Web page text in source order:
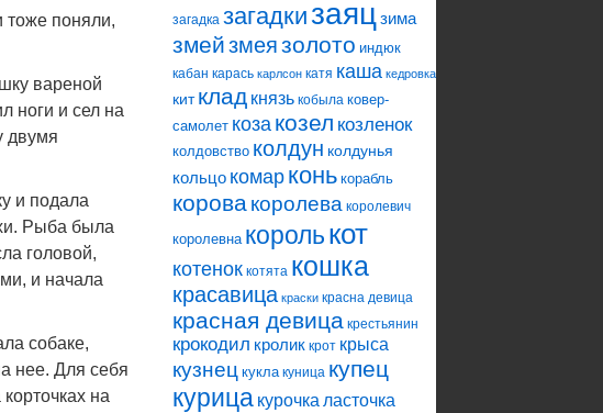
тоже поняли,
вареной
ноги и сел на
двумя
и подала
Рыба была
головой,
и начала
собаке,
нее. Для себя
на
загадка загадкизаяцзима
змейзмеязолото индюк
кабан карась карлсон катя каша кедровка
кит клад князь кобыла ковер-
самолет козакозел козленок
колдовство колдун колдунья
кольцо комар конь корабль
коровакоролева королевич
королевна королькот
котенок котята кошка
красавица краски красна девица
красная девица крестьянин
крокодил кролик крот крыса
кузнец кукла куница купец
курица курочка ласточка